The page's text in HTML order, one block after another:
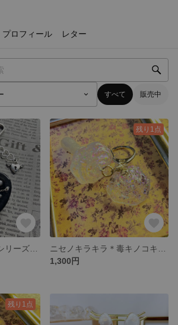
プロフィール レター
すべて 販売中
残り1点
1,300円
残り1点